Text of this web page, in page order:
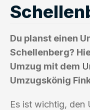
Du planst einen
Schellenberg?
Umzug mit dem
Umzugskönig
Es ist wichtig, den